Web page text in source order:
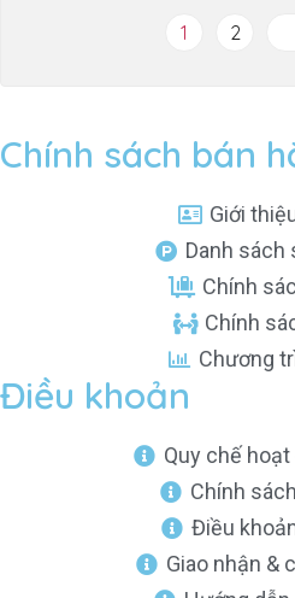
1 2
Chính sách bán
Giới
Danh sách
Chính
Chính
Chương
Điều khoản
Quy chế
Chính
Điều
Giao nhận &